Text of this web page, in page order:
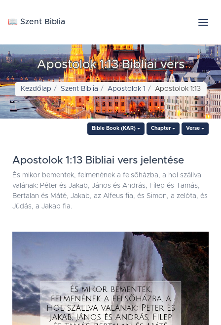
📖 Szent Biblia
Apostolok 1:13 Bibliai vers
Kezdőlap Szent Biblia Apostolok 1 Apostolok 1:13
Bible Book (KAR) Chapter Verse
Apostolok 1:13 Bibliai vers jelentése
És mikor bementek, felmenének a felsõházba, a hol szállva
valának: Péter és Jakab, János és András, Filep és Tamás,
Bertalan és Máté, Jakab, az Alfeus fia, és Simon, a zelóta, és
Júdás, a Jakab fia.